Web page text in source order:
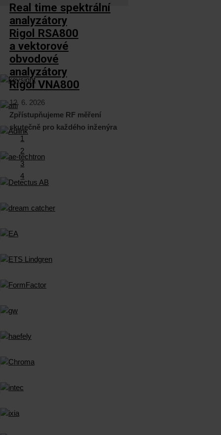
Real time spektrální
analyzátory
Rigol RSA800
a vektorové
obvodové
analyzátory
Rigol VNA800
12. 6. 2026
Zpřístupňujeme RF měření
skutečně pro každého inženýra
1
2
3
4